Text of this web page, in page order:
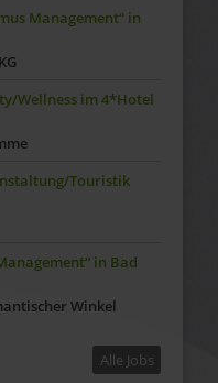
Management“ in
Wellness im 4*Hotel
Touristik
in Bad
Winkel
Alle Jobs